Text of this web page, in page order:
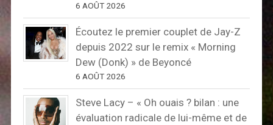
6 AOÛT 2026
Écoutez le premier couplet de Jay-Z
depuis 2022 sur le remix « Morning
Dew (Donk) » de Beyoncé
6 AOÛT 2026
Steve Lacy – « Oh ouais ? bilan : une
évaluation radicale de lui-même et de